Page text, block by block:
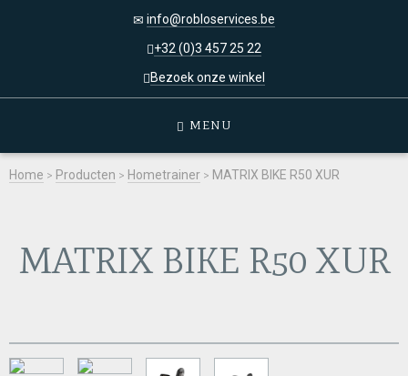
info@robloservices.be
+32 (0)3 457 25 22
Bezoek onze winkel
MENU
Home > Producten > Hometrainer > MATRIX BIKE R50 XUR
MATRIX BIKE R50 XUR